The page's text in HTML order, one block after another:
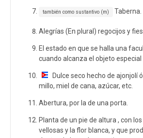
también como sustantivo (m) Taberna.
Alegrías (En plural) regocijos y
El estado en que se halla una
cuando alcanza el objeto especial
Dulce seco hecho de ajonjolí
millo, miel de cana, azúcar, etc.
Abertura, por la de una porta.
Planta de un pie de altura , con
vellosas y la flor blanca, y que